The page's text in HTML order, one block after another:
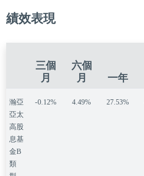
績效表現
三個
月
六個
月
一年
瀚亞
亞太
高股
息基
金B
類
-0.12% 4.49% 27.53%